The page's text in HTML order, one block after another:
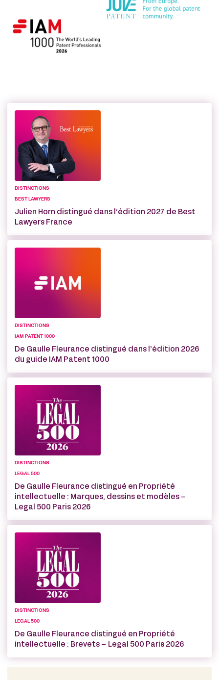
DISTINCTIONS
BEST LAWYERS
Julien Horn distingué dans l’édition 2027 de Best
Lawyers France
DISTINCTIONS
IAM PATENT 1000
De Gaulle Fleurance distingué dans l’édition 2026
du guide IAM Patent 1000
DISTINCTIONS
LEGAL 500
De Gaulle Fleurance distingué en Propriété
intellectuelle : Marques, dessins et modèles –
Legal 500 Paris 2026
DISTINCTIONS
LEGAL 500
De Gaulle Fleurance distingué en Propriété
intellectuelle : Brevets – Legal 500 Paris 2026